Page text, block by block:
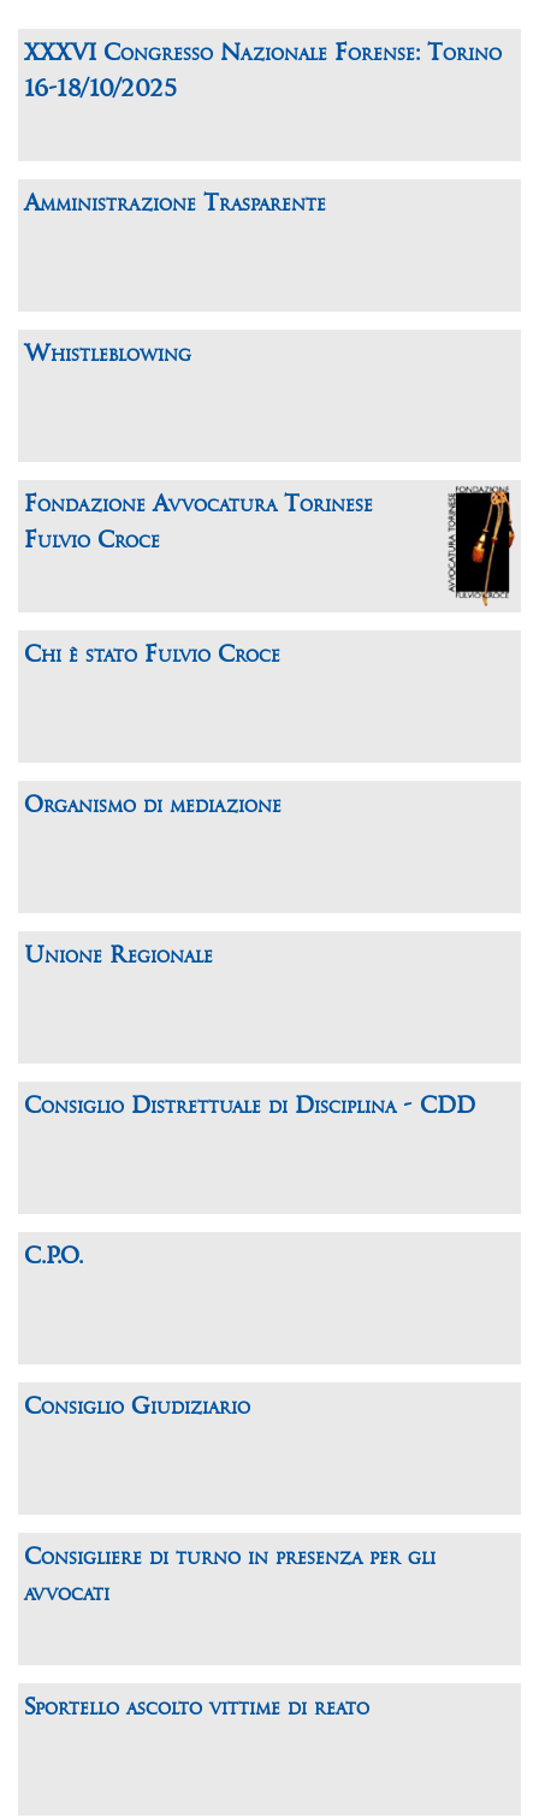
XXXVI Congresso Nazionale Forense: Torino
16-18/10/2025
Amministrazione Trasparente
Whistleblowing
Fondazione Avvocatura Torinese
Fulvio Croce
Chi è stato Fulvio Croce
Organismo di mediazione
Unione Regionale
Consiglio Distrettuale di Disciplina - CDD
C.P.O.
Consiglio Giudiziario
Consigliere di turno in presenza per gli
avvocati
Sportello ascolto vittime di reato